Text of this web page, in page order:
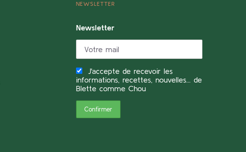
NEWSLETTER
Newsletter
J'accepte de recevoir les
informations, recettes, nouvelles... de
Blette comme Chou